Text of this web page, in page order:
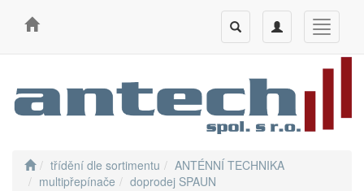
Toggle
Toggle
navigation
Toggle
search
třídění dle sortimentu
ANTÉNNÍ TECHNIKA
multipřepínače
doprodej SPAUN